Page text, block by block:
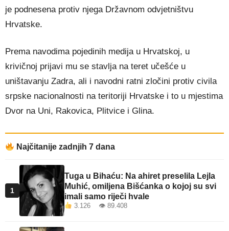
je podnesena protiv njega Državnom odvjetništvu
Hrvatske.
Prema navodima pojedinih medija u Hrvatskoj, u
krivičnoj prijavi mu se stavlja na teret učešće u
uništavanju Zadra, ali i navodni ratni zločini protiv civila
srpske nacionalnosti na teritoriji Hrvatske i to u mjestima
Dvor na Uni, Rakovica, Plitvice i Glina.
Najčitanije zadnjih 7 dana
1
Tuga u Bihaću: Na ahiret preselila Lejla
Muhić, omiljena Bišćanka o kojoj su svi
imali samo riječi hvale
3.126 👁 89.408